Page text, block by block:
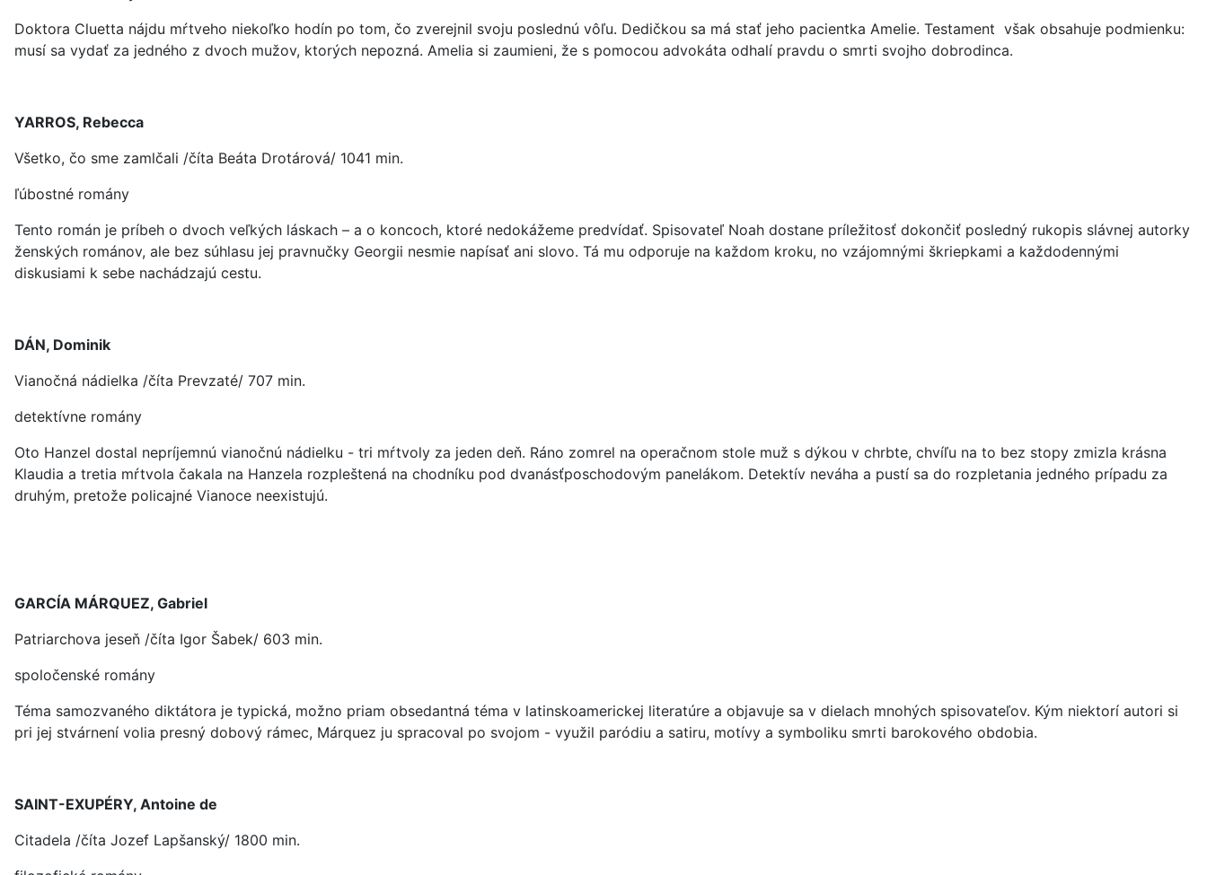
Doktora Cluetta nájdu mŕtveho niekoľko hodín po tom, čo zverejnil svoju poslednú vôľu. Dedičkou sa má stať jeho pacientka Amelie. Testament však obsahuje podmienku:
musí sa vydať za jedného z dvoch mužov, ktorých nepozná. Amelia si zaumieni, že s pomocou advokáta odhalí pravdu o smrti svojho dobrodinca.
YARROS, Rebecca
Všetko, čo sme zamlčali /číta Beáta Drotárová/ 1041 min.
ľúbostné romány
Tento román je príbeh o dvoch veľkých láskach – a o koncoch, ktoré nedokážeme predvídať. Spisovateľ Noah dostane príležitosť dokončiť posledný rukopis slávnej autorky
ženských románov, ale bez súhlasu jej pravnučky Georgii nesmie napísať ani slovo. Tá mu odporuje na každom kroku, no vzájomnými škriepkami a každodennými
diskusiami k sebe nachádzajú cestu.
DÁN, Dominik
Vianočná nádielka /číta Prevzaté/ 707 min.
detektívne romány
Oto Hanzel dostal nepríjemnú vianočnú nádielku - tri mŕtvoly za jeden deň. Ráno zomrel na operačnom stole muž s dýkou v chrbte, chvíľu na to bez stopy zmizla krásna
Klaudia a tretia mŕtvola čakala na Hanzela rozpleštená na chodníku pod dvanásťposchodovým panelákom. Detektív neváha a pustí sa do rozpletania jedného prípadu za
druhým, pretože policajné Vianoce neexistujú.
GARCÍA MÁRQUEZ, Gabriel
Patriarchova jeseň /číta Igor Šabek/ 603 min.
spoločenské romány
Téma samozvaného diktátora je typická, možno priam obsedantná téma v latinskoamerickej literatúre a objavuje sa v dielach mnohých spisovateľov. Kým niektorí autori si
pri jej stvárnení volia presný dobový rámec, Márquez ju spracoval po svojom - využil paródiu a satiru, motívy a symboliku smrti barokového obdobia.
SAINT-EXUPÉRY, Antoine de
Citadela /číta Jozef Lapšanský/ 1800 min.